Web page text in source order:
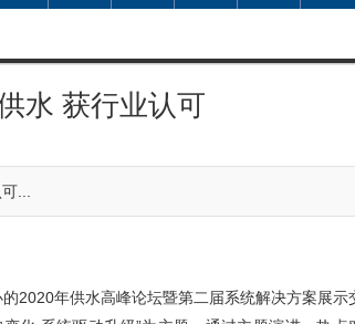
水 获行业认可
...
的2020年供水高峰论坛暨第二届系统解决方案展示